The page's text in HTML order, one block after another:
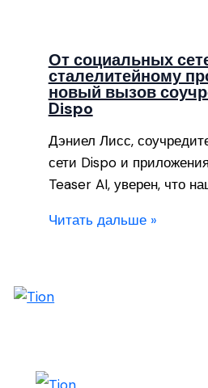
От социальных
сталелитейному
новый вызов
Dispo
Дэниел Лисс,
сети Dispo и
Teaser AI, уверен, что
Читать дальше »